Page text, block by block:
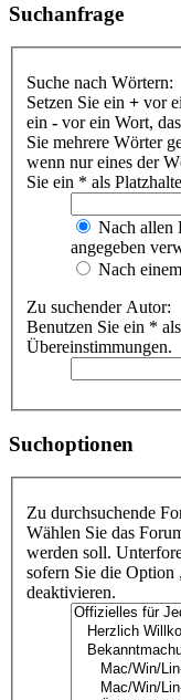
Suchanfrage
Suche nach Wörtern:
Setzen Sie ein + vor
ein - vor ein Wort,
Sie mehrere Wörter
wenn nur eines der
Sie ein * als
Nach allen
angegeben
Nach
Zu suchender Autor:
Benutzen Sie ein *
Übereinstimmungen.
Suchoptionen
Zu durchsuchende
Wählen Sie das
werden soll.
sofern Sie die Option
deaktivieren.